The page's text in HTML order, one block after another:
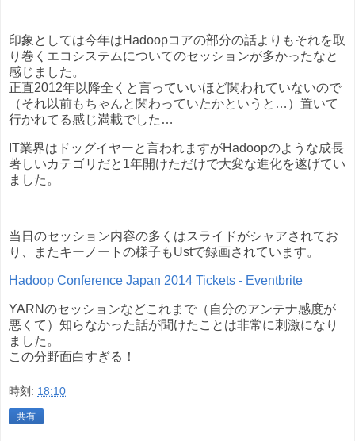
印象としては今年はHadoopコアの部分の話よりもそれを取
り巻くエコシステムについてのセッションが多かったなと
感じました。
正直2012年以降全くと言っていいほど関われていないので
（それ以前もちゃんと関わっていたかというと…）置いて
行かれてる感じ満載でした…
IT業界はドッグイヤーと言われますがHadoopのような成長
著しいカテゴリだと1年開けただけで大変な進化を遂げてい
ました。
当日のセッション内容の多くはスライドがシャアされてお
り、またキーノートの様子もUstで録画されています。
Hadoop Conference Japan 2014 Tickets - Eventbrite
YARNのセッションなどこれまで（自分のアンテナ感度が
悪くて）知らなかった話が聞けたことは非常に刺激になり
ました。
この分野面白すぎる！
時刻: 18:10
共有